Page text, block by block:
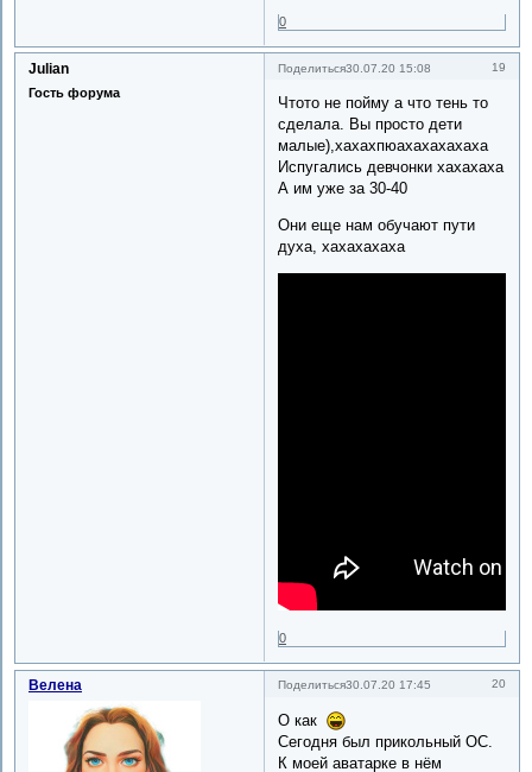
0
Поделиться 19
30.07.20 15:08
Julian
Гость форума
Чтото не пойму а что тень то
сделала. Вы просто дети
малые),хахахпюахахахахаха
Испугались девчонки хахахаха
А им уже за 30-40
Они еще нам обучают пути
духа, хахахахаха
0
Поделиться 20
30.07.20 17:45
Велена
О как
Сегодня был прикольный ОС.
К моей аватарке в нём